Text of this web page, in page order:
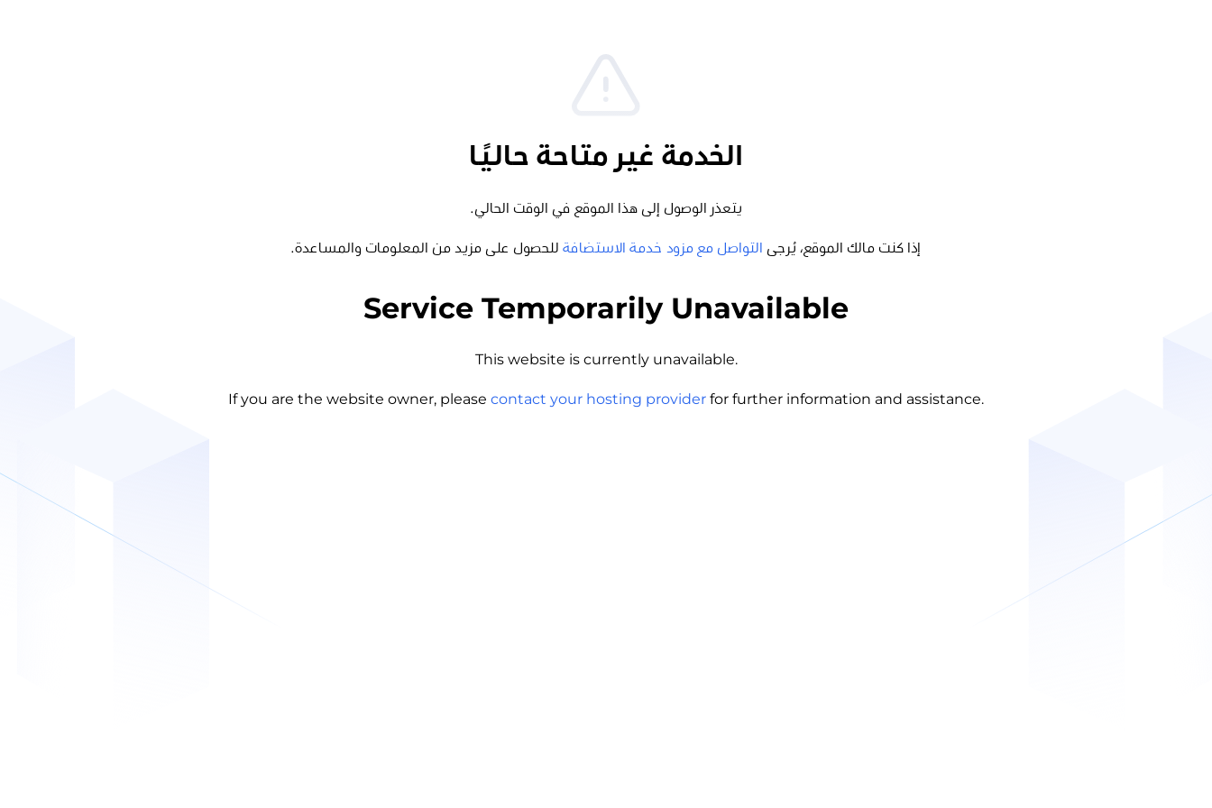
الخدمة غير متاحة حاليًا
يتعذر الوصول إلى هذا الموقع في الوقت الحالي.
إذا كنت مالك الموقع، يُرجى التواصل مع مزود خدمة الاستضافة للحصول على مزيد من المعلومات والمساعدة.
Service Temporarily Unavailable
This website is currently unavailable.
If you are the website owner, please contact your hosting provider for further information and assistance.